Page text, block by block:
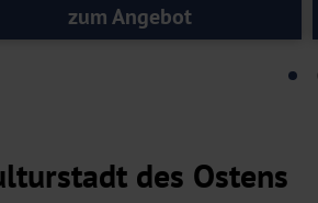
zum Angebot
des Ostens